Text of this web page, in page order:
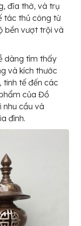
đĩa thờ, và trụ
tác thủ công từ
bền vượt trội và
dàng tìm thấy
và kích thước
tinh tế đến các
của Đồ
nhu cầu và
đình.